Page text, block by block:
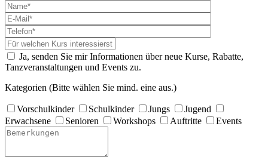
Ja, senden Sie mir Informationen über neue Kurse, Rabatte,
Tanzveranstaltungen und Events zu.
Kategorien (Bitte wählen Sie mind. eine aus.)
Vorschulkinder Schulkinder Jungs
Jugend
Erwachsene
Senioren Workshops Auftritte Events